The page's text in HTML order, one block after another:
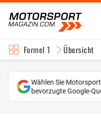
Formel 1 Übersicht
Wählen Sie
bevorzugte Google-